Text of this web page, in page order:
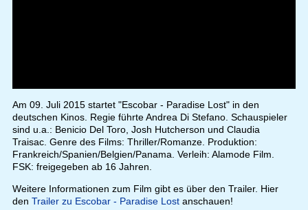
Am 09. Juli 2015 startet "Escobar - Paradise Lost" in den
deutschen Kinos. Regie führte Andrea Di Stefano. Schauspieler
sind u.a.: Benicio Del Toro, Josh Hutcherson und Claudia
Traisac. Genre des Films: Thriller/Romanze. Produktion:
Frankreich/Spanien/Belgien/Panama. Verleih: Alamode Film.
FSK: freigegeben ab 16 Jahren.
Weitere Informationen zum Film gibt es über den Trailer. Hier
den Trailer zu Escobar - Paradise Lostanschauen!